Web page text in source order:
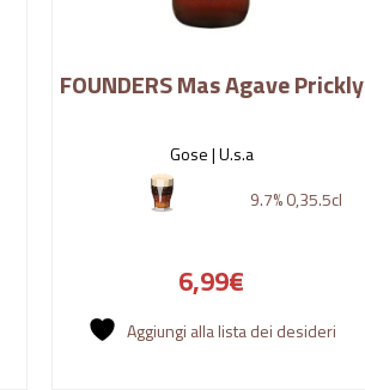
FOUNDERS Mas Agave Prickly
Gose |U.s.a
9.7%0,35.5cl
6,99€
Aggiungi alla lista dei desideri